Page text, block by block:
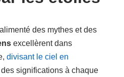
des mythes et des
excellèrent dans
divisant le ciel en
significations à chaque